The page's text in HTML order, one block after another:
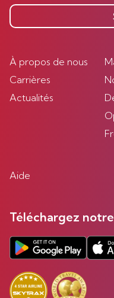
À propos de nous
Carrières
Actualités
Aide
Téléchargez